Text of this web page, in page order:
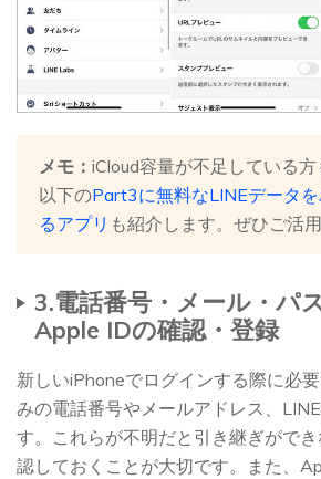
メモ： iCloud容量が不足している方
以下のPart3に無料なLINEデータ
るアプリ も紹介します。ぜひご活
3.電話番号・メール・パ
Apple IDの確認・登録
新しいiPhoneでログインする際に必
みの電話番号やメールアドレス、
す。これらが不明だと引き継ぎがで
認しておくことが大切です。また、